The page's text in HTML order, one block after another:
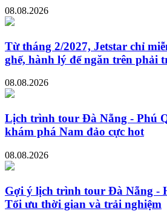
08.08.2026
Từ tháng 2/2027, Jetstar chỉ
ghế, hành lý để ngăn trên phải
08.08.2026
Lịch trình tour Đà Nẵng - Phú
khám phá Nam đảo cực hot
08.08.2026
Gợi ý lịch trình tour Đà Nẵng -
Tối ưu thời gian và trải nghiệm